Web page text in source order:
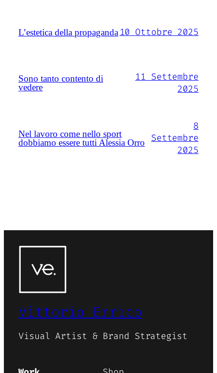
L’estetica della propaganda 10 Ottobre 2025
Sono tanto contento di
vedere
11 Settembre
2025
Nel lavoro come nello sport
dobbiamo essere tutti Alessia Orro
8
Settembre
2025
Vittorio Errico
Visual Artist & Brand Strategist